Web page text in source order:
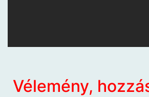
Vélemény,